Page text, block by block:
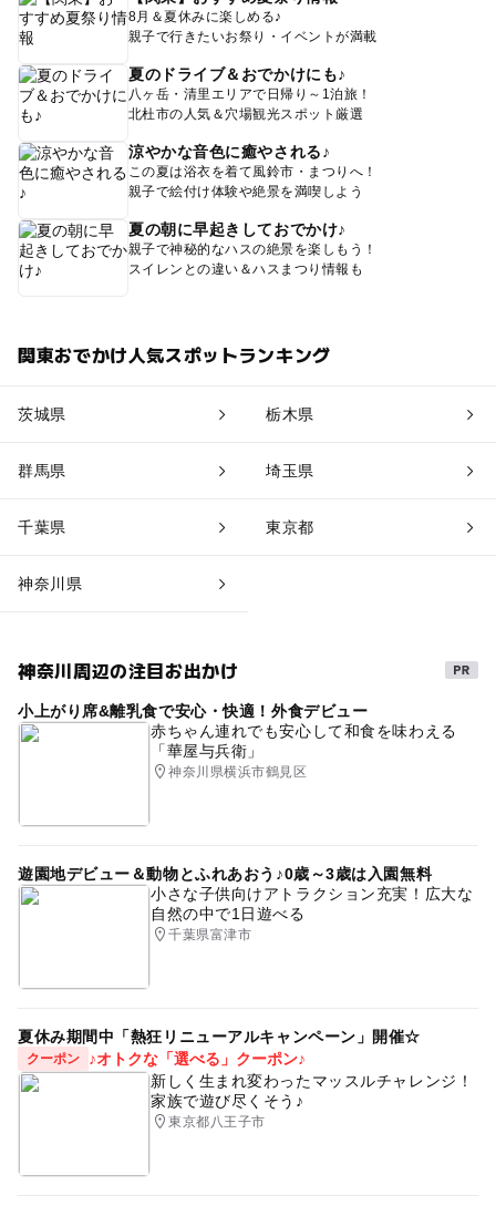
8月＆夏休みに楽しめる♪
親子で行きたいお祭り・イベントが満載
夏のドライブ＆おでかけにも♪
八ヶ岳・清里エリアで日帰り～1泊旅！
北杜市の人気＆穴場観光スポット厳選
涼やかな音色に癒やされる♪
この夏は浴衣を着て風鈴市・まつりへ！
親子で絵付け体験や絶景を満喫しよう
夏の朝に早起きしておでかけ♪
親子で神秘的なハスの絶景を楽しもう！
スイレンとの違い＆ハスまつり情報も
関東おでかけ人気スポットランキング
茨城県 栃木県
群馬県 埼玉県
千葉県 東京都
神奈川県
神奈川周辺の注目お出かけ
小上がり席&離乳食で安心・快適！外食デビュー
赤ちゃん連れでも安心して和食を味わえる
「華屋与兵衛」
神奈川県横浜市鶴見区
遊園地デビュー＆動物とふれあおう♪0歳～3歳は入園無料
小さな子供向けアトラクション充実！広大な
自然の中で1日遊べる
千葉県富津市
夏休み期間中「熱狂リニューアルキャンペーン」開催☆
クーポン
♪オトクな「選べる」クーポン♪
新しく生まれ変わったマッスルチャレンジ！
家族で遊び尽くそう♪
東京都八王子市